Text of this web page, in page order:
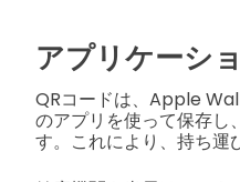
アプリケーシ
QRコードは、Apple
のアプリを使って保存し
す。これにより、持ち運